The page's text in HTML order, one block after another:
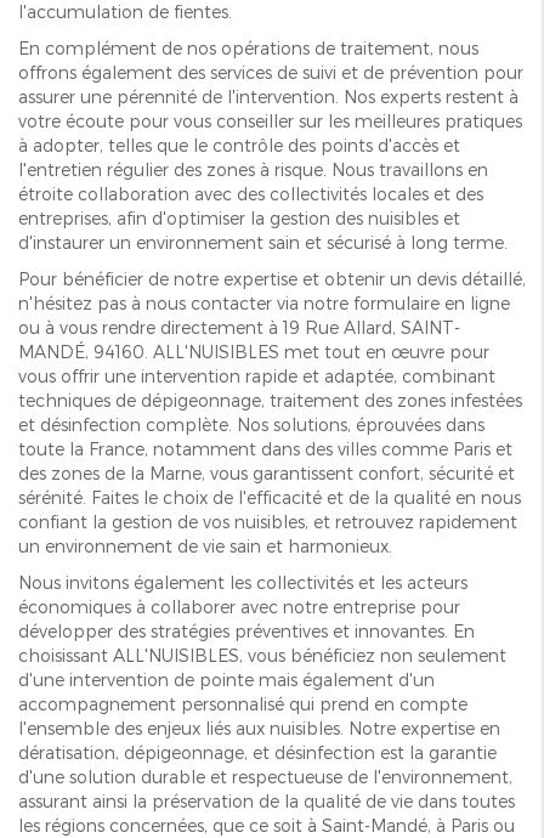
l'accumulation de fientes.
En complément de nos opérations de traitement, nous
offrons également des services de suivi et de prévention pour
assurer une pérennité de l'intervention. Nos experts restent à
votre écoute pour vous conseiller sur les meilleures pratiques
à adopter, telles que le contrôle des points d'accès et
l'entretien régulier des zones à risque. Nous travaillons en
étroite collaboration avec des collectivités locales et des
entreprises, afin d'optimiser la gestion des nuisibles et
d'instaurer un environnement sain et sécurisé à long terme.
Pour bénéficier de notre expertise et obtenir un devis détaillé,
n'hésitez pas à nous contacter via notre formulaire en ligne
ou à vous rendre directement à 19 Rue Allard, SAINT-
MANDÉ, 94160. ALL'NUISIBLES met tout en œuvre pour
vous offrir une intervention rapide et adaptée, combinant
techniques de dépigeonnage, traitement des zones infestées
et désinfection complète. Nos solutions, éprouvées dans
toute la France, notamment dans des villes comme Paris et
des zones de la Marne, vous garantissent confort, sécurité et
sérénité. Faites le choix de l'efficacité et de la qualité en nous
confiant la gestion de vos nuisibles, et retrouvez rapidement
un environnement de vie sain et harmonieux.
Nous invitons également les collectivités et les acteurs
économiques à collaborer avec notre entreprise pour
développer des stratégies préventives et innovantes. En
choisissant ALL'NUISIBLES, vous bénéficiez non seulement
d'une intervention de pointe mais également d'un
accompagnement personnalisé qui prend en compte
l'ensemble des enjeux liés aux nuisibles. Notre expertise en
dératisation, dépigeonnage, et désinfection est la garantie
d'une solution durable et respectueuse de l'environnement,
assurant ainsi la préservation de la qualité de vie dans toutes
les régions concernées, que ce soit à Saint-Mandé, à Paris ou